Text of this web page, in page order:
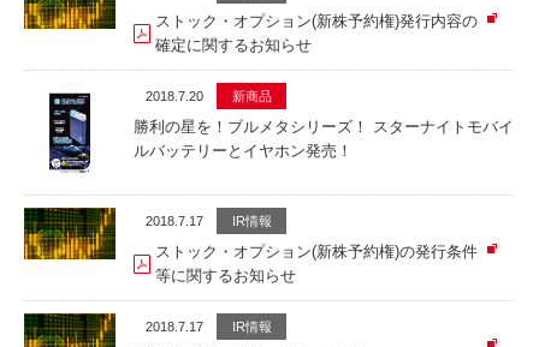
ストック・オプション(新株予約権)発行内容の
確定に関するお知らせ
2018.7.20 新商品
勝利の星を！ブルメタシリーズ！ スターナイトモバイ
ルバッテリーとイヤホン発売！
2018.7.17 IR情報
ストック・オプション(新株予約権)の発行条件
等に関するお知らせ
2018.7.17 IR情報